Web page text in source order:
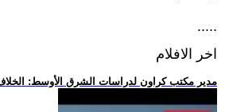
.....
اخر الافلام
.. مدير مكتب كراون لدراسات الشرق الأوسط: